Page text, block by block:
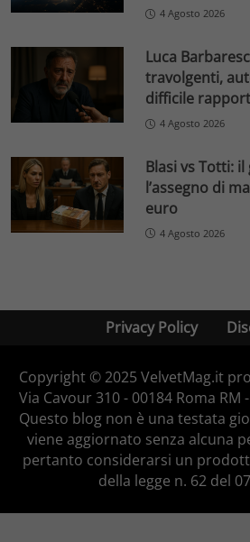
4 Agosto 2026
Luca
travolgenti,
difficile
4 Agosto 2026
Blasi vs Totti:
l’assegno di
euro
4 Agosto 2026
Privacy Policy
Copyright © 2025 VelvetMag.it
Via Cavour 310 - 00184 Roma RM
Questo blog non è una testata
viene aggiornato senza alcuna
pertanto considerarsi un
della legge n. 62 del